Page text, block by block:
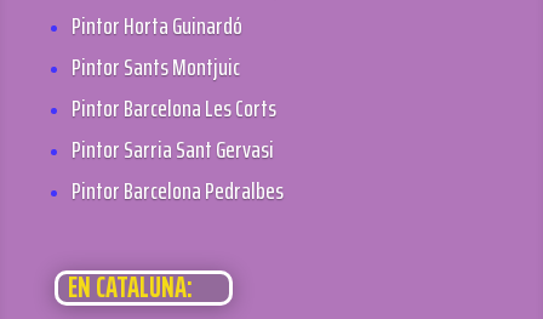
Pintor Horta Guinardó
Pintor Sants Montjuic
Pintor Barcelona Les Corts
Pintor Sarria Sant Gervasi
Pintor Barcelona Pedralbes
EN CATALUÑA: